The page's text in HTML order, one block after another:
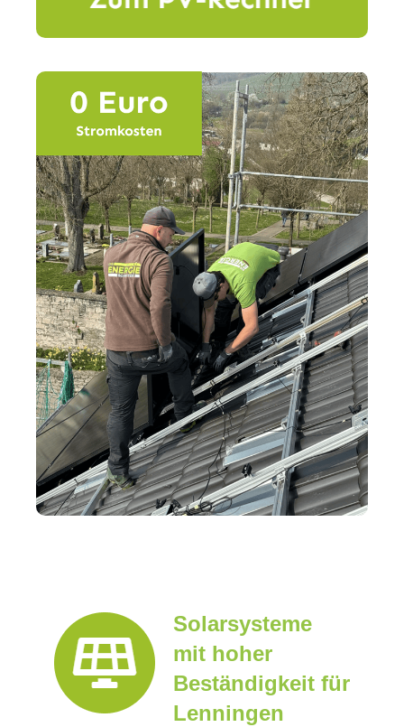
Solarsysteme
mit hoher
Beständigkeit für
Lenningen